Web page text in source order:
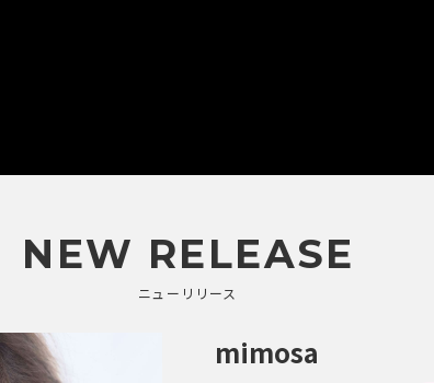
NEW RELEASE
ニューリリース
mimosa